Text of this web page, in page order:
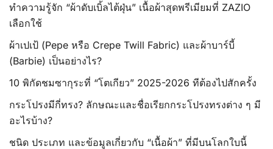
ทำความรู้จัก “ผ้าดับเบิ้ลไต้ฝุ่น” เนื้อผ้าสุดพรีเมียมที่ ZAZIO
เลือกใช้
ผ้าเปเป้ (Pepe หรือ Crepe Twill Fabric) และผ้าบาร์บี้
(Barbie) เป็นอย่างไร?
10 พิกัดชมซากุระที่ “โตเกียว” 2025-2026 ทีต้องไปสักครั้ง
กระโปรงมีกี่ทรง? ลักษณะและชื่อเรียกกระโปรงทรงต่าง ๆ มี
อะไรบ้าง?
ชนิด ประเภท และข้อมูลเกี่ยวกับ “เนื้อผ้า” ที่มีบนโลกใบนี้